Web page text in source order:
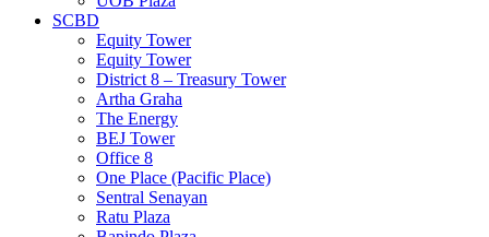
SCBD
Equity Tower
Equity Tower
District 8 – Treasury Tower
Artha Graha
The Energy
BEJ Tower
Office 8
One Place (Pacific Place)
Sentral Senayan
Ratu Plaza